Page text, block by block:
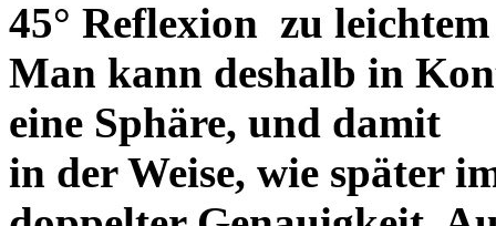
45° Reflexion zu
Man kann deshalb in
eine Sphäre, und damit
in der Weise, wie später